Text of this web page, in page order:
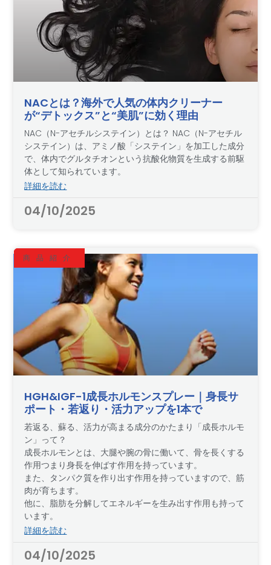
NACとは？海外で人気の体内クリーナー
が“デトックス”と“美肌”に効く理由
NAC（N-アセチルシステイン）とは？ NAC（N-アセチル
システイン）は、アミノ酸「システイン」を加工した成分
で、体内でグルタチオンという抗酸化物質を生成する前駆
体として知られています。
詳細を読む
04/10/2025
商品紹介
HGH&IGF-1成長ホルモンスプレー｜身長サ
ポート・若返り・活力アップを1本で
若返る、蘇る、活力が高まる成分のかたまり「成長ホルモ
ン」って？
成長ホルモンとは、大腿や腕の骨に働いて、骨を長くする
作用つまり身長を伸ばす作用を持っています。
また、タンパク質を作り出す作用を持っていますので、筋
肉が育ちます。
他に、脂肪を分解してエネルギーを生み出す作用も持って
います。
詳細を読む
04/10/2025